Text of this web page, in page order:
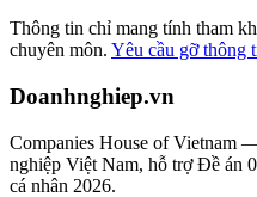
Thông tin chỉ mang tính tham
chuyên môn. Yêu cầu gỡ thông
Doanhnghiep.vn
Companies House of Vietnam
nghiệp Việt Nam, hỗ trợ Đề án
cá nhân 2026.